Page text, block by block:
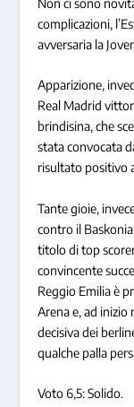
Non ci sono
complicazioni,
avversaria la
Apparizione,
Real Madrid
brindisina, che
stata convocata
risultato positivo
Tante gioie,
contro il
titolo di top
convincente
Reggio Emilia è
Arena e, ad inizio
decisiva dei
qualche palla
Voto 6,5: Solido.